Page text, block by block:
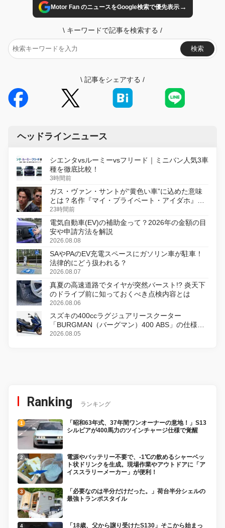
Motor Fan のニュースをGoogle検索で優先表示→
\ キーワードで記事を検索する /
検索
\ 記事をシェアする /
ヘッドラインニュース
シエンタvsルーミーvsフリード｜ミニバン人気3車
種を徹底比較！
3時間前
ガス・ヴァン・サントが“黄色い車”に込めた意味
とは？名作『マイ・プライベート・アイダホ』が
初のデジタルリマスター版で復活
23時間前
電気自動車(EV)の補助金って？2026年の金額の目
安や申請方法を解説
2026.08.08
SAやPAのEV充電スペースにガソリン車が駐車！
法律的にどう扱われる？
2026.08.07
真夏の高速道路でタイヤが突然バースト!? 炎天下
のドライブ前に知っておくべき点検内容とは
2026.08.06
スズキの400ccラグジュアリースクーター
「BURGMAN（バーグマン）400 ABS」の仕様を
変更し、8月18日に発売
2026.08.05
Ranking ランキング
「昭和63年式、37年間ワンオーナーの意地！」S13
シルビアが400馬力のツインチャージ仕様で覚醒
電源やバッテリー不要で、-1℃の飲めるシャーベッ
ト状ドリンクを生成。現場作業やアウトドアに「ア
イススラリーメーカー」が便利！
「必要なのは半分だけだった。」荷台半分シェルの
最強トランポスタイル
「18歳、父から譲り受けたS130」そこから始まっ